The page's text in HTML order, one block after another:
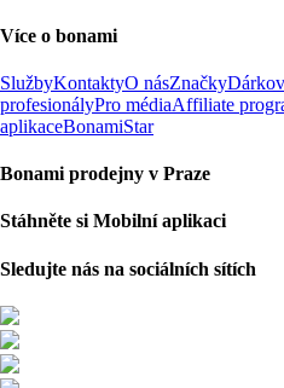
Více o bonami
SlužbyKontaktyO násZnačky
profesionályPro médiaAffiliate
aplikaceBonamiStar
Bonami prodejny v Praze
Stáhněte si Mobilní aplikaci
Sledujte nás na sociálních sítích